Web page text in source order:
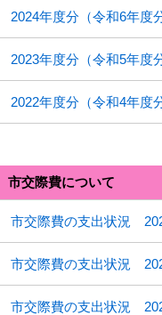
2024年度分（令和6年度
2023年度分（令和5年度
2022年度分（令和4年度
市交際費について
市交際費の支出状況
市交際費の支出状況
市交際費の支出状況